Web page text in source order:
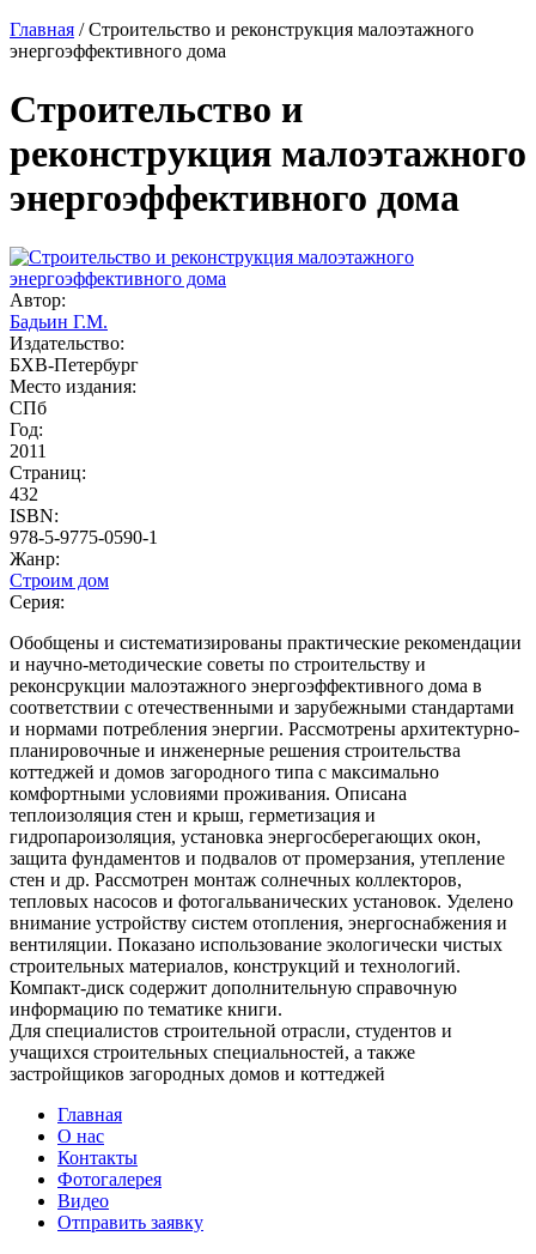
Главная /Строительство и реконструкция малоэтажного
энергоэффективного дома
Строительство и
реконструкция малоэтажного
энергоэффективного дома
Автор:
Бадьин Г.М.
Издательство:
БХВ-Петербург
Место издания:
СПб
Год:
2011
Страниц:
432
ISBN:
978-5-9775-0590-1
Жанр:
Строим дом
Серия:
Обобщены и систематизированы практические рекомендации
и научно-методические советы по строительству и
реконсрукции малоэтажного энергоэффективного дома в
соответствии с отечественными и зарубежными стандартами
и нормами потребления энергии. Рассмотрены архитектурно-
планировочные и инженерные решения строительства
коттеджей и домов загородного типа с максимально
комфортными условиями проживания. Описана
теплоизоляция стен и крыш, герметизация и
гидропароизоляция, установка энергосберегающих окон,
защита фундаментов и подвалов от промерзания, утепление
стен и др. Рассмотрен монтаж солнечных коллекторов,
тепловых насосов и фотогальванических установок. Уделено
внимание устройству систем отопления, энергоснабжения и
вентиляции. Показано использование экологически чистых
строительных материалов, конструкций и технологий.
Компакт-диск содержит дополнительную справочную
информацию по тематике книги.
Для специалистов строительной отрасли, студентов и
учащихся строительных специальностей, а также
застройщиков загородных домов и коттеджей
Главная
О нас
Контакты
Фотогалерея
Видео
Отправить заявку